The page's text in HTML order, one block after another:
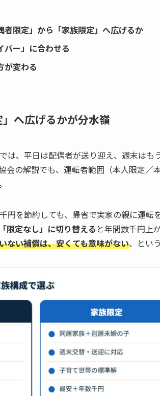
者限定」から「家族限定」へ広げるか
バー」に合わせる
が変わる
へ広げるかが分水嶺
は、平日は配偶者が送り迎え、週末は
会の解説でも、運転者範囲（本人限定／
円を節約しても、帰省で実家の親に運
限定なし」に切り替える と年間数千円上
ない補償は、安くても意味がない、とい